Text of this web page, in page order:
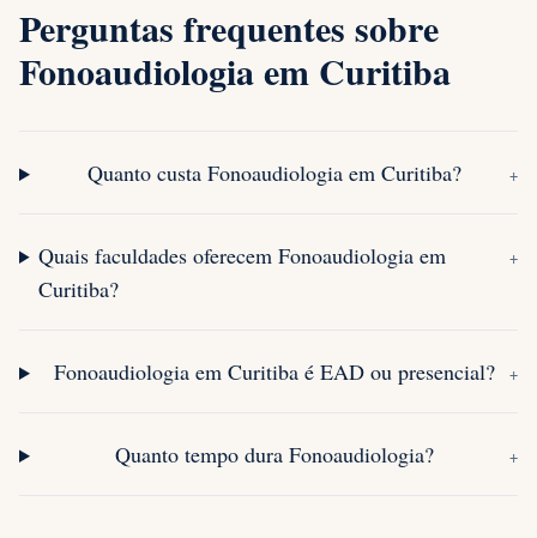
Perguntas frequentes sobre
Fonoaudiologia em Curitiba
Quanto custa Fonoaudiologia em Curitiba? +
Quais faculdades oferecem Fonoaudiologia em
Curitiba?
+
Fonoaudiologia em Curitiba é EAD ou presencial? +
Quanto tempo dura Fonoaudiologia? +